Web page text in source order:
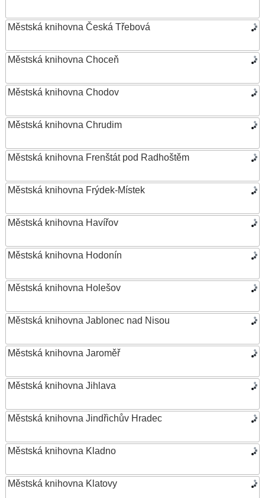
Městská knihovna Česká Třebová
Městská knihovna Choceň
Městská knihovna Chodov
Městská knihovna Chrudim
Městská knihovna Frenštát pod Radhoštěm
Městská knihovna Frýdek-Místek
Městská knihovna Havířov
Městská knihovna Hodonín
Městská knihovna Holešov
Městská knihovna Jablonec nad Nisou
Městská knihovna Jaroměř
Městská knihovna Jihlava
Městská knihovna Jindřichův Hradec
Městská knihovna Kladno
Městská knihovna Klatovy